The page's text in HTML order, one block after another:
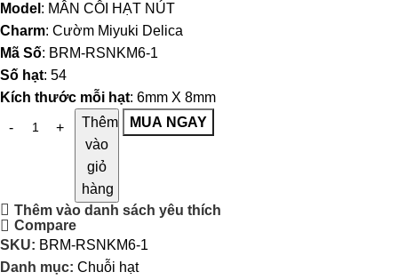
Model : MÂN CÔI HẠT NÚT
Charm: Cườm Miyuki Delica
Mã Số: BRM-RSNKM6-1
Số hạt: 54
Kích thước mỗi hạt: 6mm X 8mm
Thêm
vào
giỏ
hàng
MUA NGAY
Thêm vào danh sách yêu thích
Compare
SKU: BRM-RSNKM6-1
Danh mục: Chuỗi hạt